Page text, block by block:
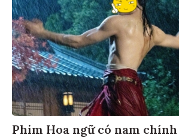
Phim Hoa ngữ có nam